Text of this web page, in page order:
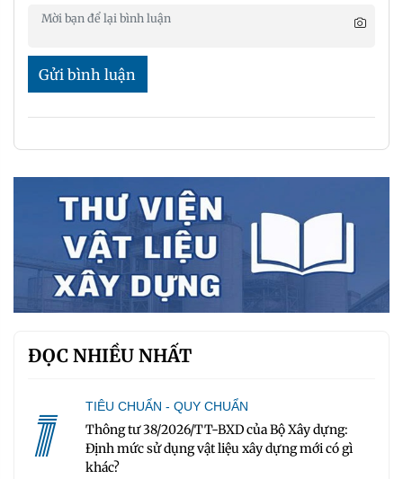
Gửi bình luận
ĐỌC NHIỀU NHẤT
1 TIÊU CHUẨN - QUY CHUẨN
Thông tư 38/2026/TT-BXD của Bộ Xây dựng:
Định mức sử dụng vật liệu xây dựng mới có gì
khác?